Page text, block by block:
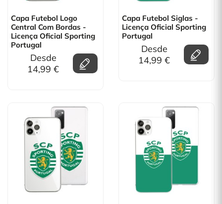
Capa Futebol Logo
Central Com Bordas -
Licença Oficial Sporting
Portugal
Desde
14,99 €
Capa Futebol Siglas -
Licença Oficial Sporting
Portugal
Desde
14,99 €